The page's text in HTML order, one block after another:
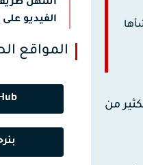
من
أسهل
الفيديو
المواقع